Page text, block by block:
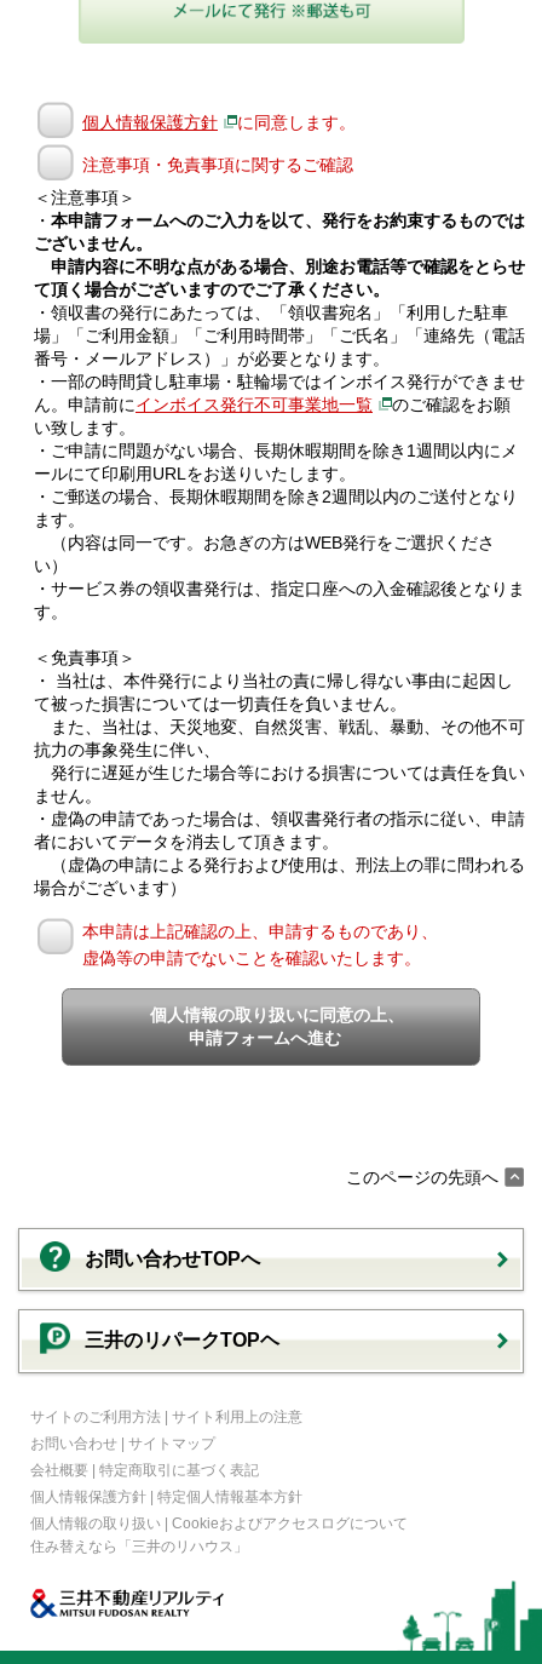
個人情報保護方針 に同意します。
注意事項・免責事項に関するご確認
＜注意事項＞
・ 本申請フォームへのご入力を以て、発行をお約束するものでは
ございません。
申請内容に不明な点がある場合、別途お電話等で確認をとらせ
て頂く場合がございますのでご了承ください。
・領収書の発行にあたっては、「領収書宛名」「利用した駐車
場」「ご利用金額」「ご利用時間帯」「ご氏名」「連絡先（電話
番号・メールアドレス）」が必要となります。
・一部の時間貸し駐車場・駐輪場ではインボイス発行ができませ
ん。申請前にインボイス発行不可事業地一覧
のご確認をお願
い致します。
・ご申請に問題がない場合、長期休暇期間を除き1週間以内にメ
ールにて印刷用URLをお送りいたします。
・ご郵送の場合、長期休暇期間を除き2週間以内のご送付となり
ます。
（内容は同一です。お急ぎの方はWEB発行をご選択くださ
い）
・サービス券の領収書発行は、指定口座への入金確認後となりま
す。
＜免責事項＞
・ 当社は、本件発行により当社の責に帰し得ない事由に起因し
て被った損害については一切責任を負いません。
また、当社は、天災地変、自然災害、戦乱、暴動、その他不可
抗力の事象発生に伴い、
発行に遅延が生じた場合等における損害については責任を負い
ません。
・虚偽の申請であった場合は、領収書発行者の指示に従い、申請
者においてデータを消去して頂きます。
（虚偽の申請による発行および使用は、刑法上の罪に問われる
場合がございます）
本申請は上記確認の上、申請するものであり、
虚偽等の申請でないことを確認いたします。
個人情報の取り扱いに同意の上、
申請フォームへ進む
このページの先頭へ
お問い合わせTOPへ
三井のリパークTOPヘ
サイトのご利用方法 | サイト利用上の注意
お問い合わせ | サイトマップ
会社概要 | 特定商取引に基づく表記
個人情報保護方針 | 特定個人情報基本方針
個人情報の取り扱い | Cookieおよびアクセスログについて
住み替えなら
「三井のリハウス」